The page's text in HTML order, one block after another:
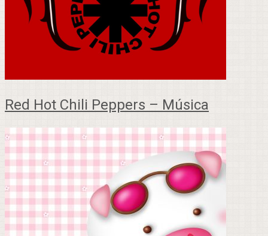
Red Hot Chili Peppers – Música